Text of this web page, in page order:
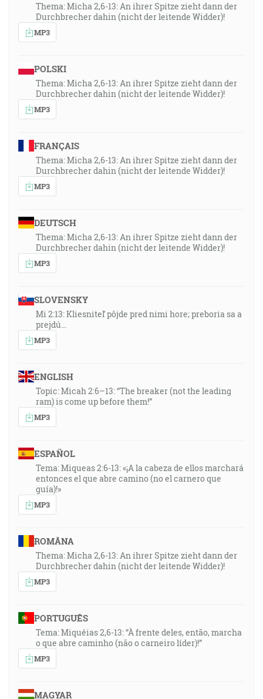
Thema: Micha 2,6-13: An ihrer Spitze zieht dann der
Durchbrecher dahin (nicht der leitende Widder)!
MP3
POLSKI
Thema: Micha 2,6-13: An ihrer Spitze zieht dann der
Durchbrecher dahin (nicht der leitende Widder)!
MP3
FRANÇAIS
Thema: Micha 2,6-13: An ihrer Spitze zieht dann der
Durchbrecher dahin (nicht der leitende Widder)!
MP3
DEUTSCH
Thema: Micha 2,6-13: An ihrer Spitze zieht dann der
Durchbrecher dahin (nicht der leitende Widder)!
MP3
SLOVENSKY
Mi 2:13: Kliesniteľ pôjde pred nimi hore; preboria sa a
prejdú…
MP3
ENGLISH
Topic: Micah 2:6–13: “The breaker (not the leading
ram) is come up before them!”
MP3
ESPAÑOL
Tema: Miqueas 2:6-13: «¡A la cabeza de ellos marchará
entonces el que abre camino (no el carnero que
guía)!»
MP3
ROMÂNA
Thema: Micha 2,6-13: An ihrer Spitze zieht dann der
Durchbrecher dahin (nicht der leitende Widder)!
MP3
PORTUGUÊS
Tema: Miquéias 2,6-13: “À frente deles, então, marcha
o que abre caminho (não o carneiro líder)!”
MP3
MAGYAR